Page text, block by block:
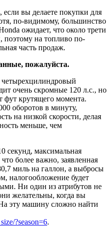
вы делаете покупки для
по-видимому, большинство
ожидает, что около трети
поэтому на топливо по-
часть продаж.
пожалуйста.
очень скромные 120 л.с., но
фут крутящего момента.
оборотов в минуту,
на низкой скорости, делая
меньше, чем
секунд, максимальная
более важно, заявленная
миль на галлон, а выбросы
налогообложение будет
Ни один из атрибутов не
желательны, когда вы
эту машину сложно найти
?season=6.